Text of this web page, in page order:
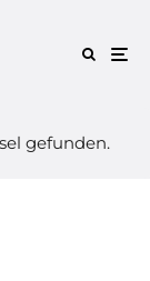
gefunden.